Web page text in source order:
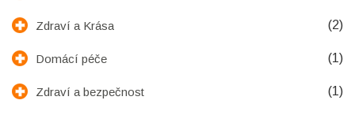
Zdraví a Krása (2)
Domácí péče (1)
Zdraví a bezpečnost (1)